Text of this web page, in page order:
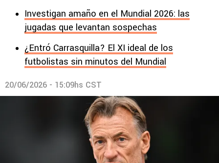
Investigan amaño en el Mundial 2026: las
jugadas que levantan sospechas
¿Entró Carrasquilla? El XI ideal de los
futbolistas sin minutos del Mundial
20/06/2026 - 15:09hs CST